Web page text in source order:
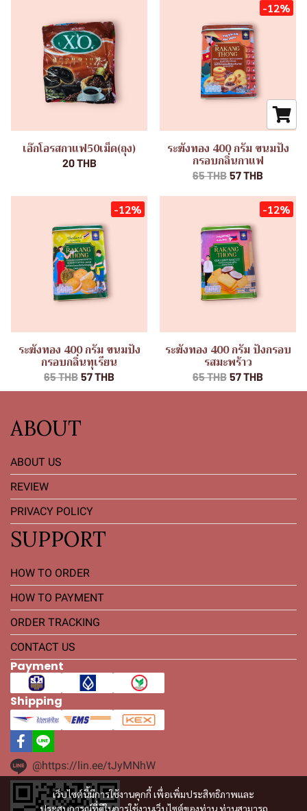
เอ๊กโอรสกาแฟ50เม็ด(ถุง)
20 THB
-12%
ระฆังทอง 400 กรัม ขนมปัง
กรอบกลิ่นกาแฟ
65 THB 57 THB
-12%
ระฆังทอง 400 กรัม ขนมปัง
กรอบกลิ่นทุเรียน
65 THB 57 THB
-12%
ระฆังทอง 400 กรัม ปังกรอบ
รสมะพร้าว
65 THB 57 THB
เว็บไซต์นี้มีการใช้งานคุกกี้ เพื่อเพิ่มประสิทธิภาพและ
ประสบการณ์ที่ดีในการใช้งานเว็บไซต์ของท่าน ท่านสามารถ
ABOUT
ABOUT US
REVIEW
PRIVACY POLICY
SUPPORT
HOW TO ORDER
HOW TO PAYMENT
ORDER TRACKING
CONTACT US
Payment
Shipping
@https://lin.ee/tJyMNhW